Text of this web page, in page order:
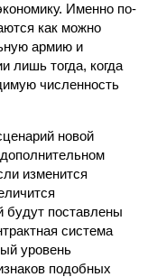
Именно по­
как можно
армию и
лишь тогда, когда
численность
новой
изменится
будут поставлены
система
уровень
подобных